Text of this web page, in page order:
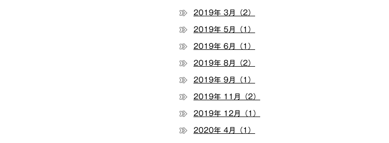
2019年 3月（2）
2019年 5月（1）
2019年 6月（1）
2019年 8月（2）
2019年 9月（1）
2019年 11月（2）
2019年 12月（1）
2020年 4月（1）